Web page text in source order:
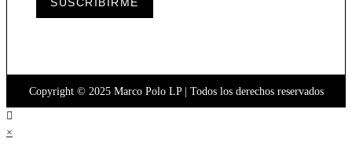
Copyright © 2025 Marco Polo LP | Todos los derechos reservados
×